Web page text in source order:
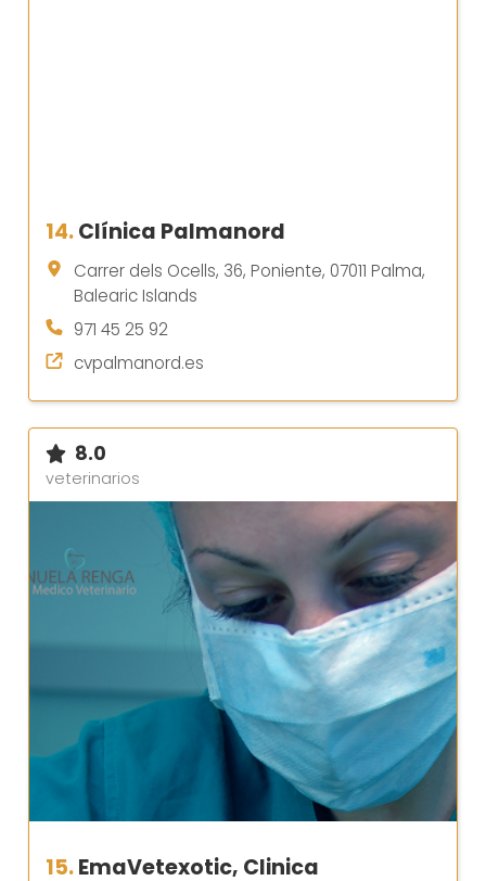
14.Clínica Palmanord
Carrer dels Ocells, 36, Poniente, 07011 Palma,
Balearic Islands
971 45 25 92
cvpalmanord.es
8.0
veterinarios
15.EmaVetexotic, Clinica